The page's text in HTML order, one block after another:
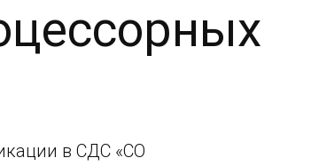
в СДС «СО